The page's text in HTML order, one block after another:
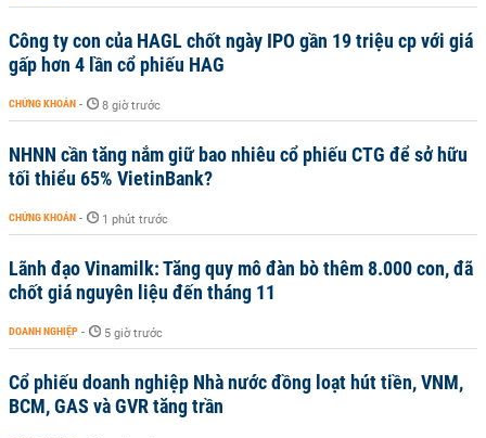
Công ty con của HAGL chốt ngày IPO gần 19 triệu cp với giá
gấp hơn 4 lần cổ phiếu HAG
CHỨNG KHOÁN - 8 giờ trước
NHNN cần tăng nắm giữ bao nhiêu cổ phiếu CTG để sở hữu
tối thiểu 65% VietinBank?
CHỨNG KHOÁN - 1 phút trước
Lãnh đạo Vinamilk: Tăng quy mô đàn bò thêm 8.000 con, đã
chốt giá nguyên liệu đến tháng 11
DOANH NGHIỆP - 5 giờ trước
Cổ phiếu doanh nghiệp Nhà nước đồng loạt hút tiền, VNM,
BCM, GAS và GVR tăng trần